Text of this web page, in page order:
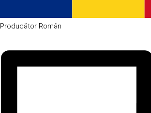
Producător Român